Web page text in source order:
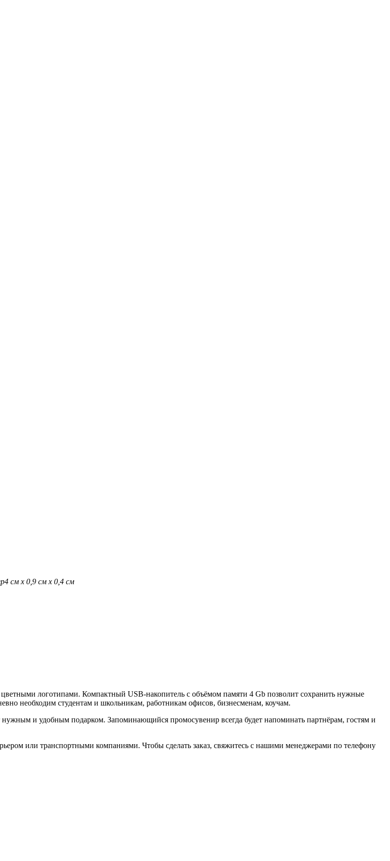
4 см х 0,9 см х 0,4 см
логотипами. Компактный USB-накопитель с объёмом памяти 4 Gb позволит сохранить нужные
необходим студентам и школьникам, работникам офисов, бизнесменам, коучам.
и удобным подарком. Запоминающийся промосувенир всегда будет напоминать партнёрам, гостям и
или транспортными компаниями. Чтобы сделать заказ, свяжитесь с нашими менеджерами по телефону